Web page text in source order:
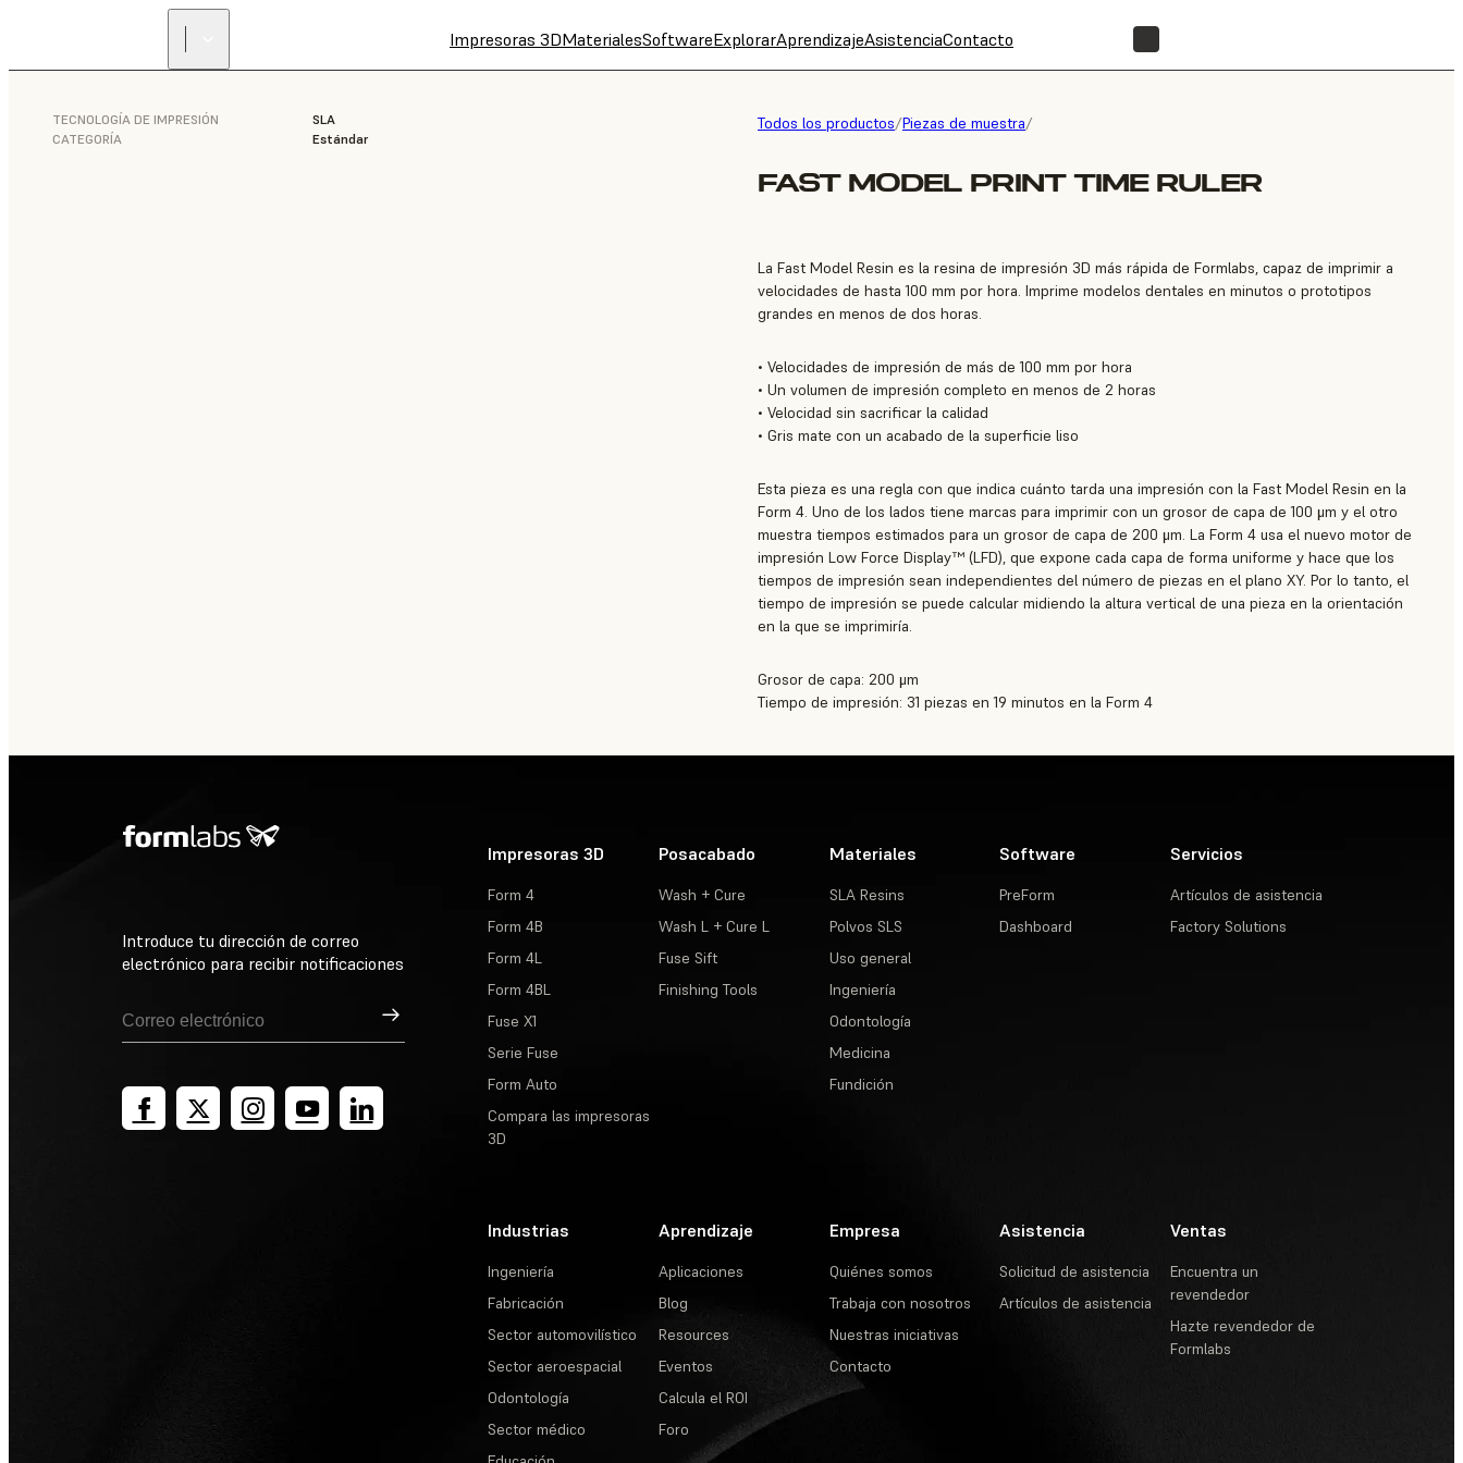
Impresoras 3DMaterialesSoftwareExplorarAprendizajeAsistenciaContacto
Todos los productos/Piezas de muestra/
FAST MODEL PRINT TIME RULER
TECNOLOGÍA DE IMPRESIÓN
SLA
CATEGORÍA
Estándar
La Fast Model Resin es la resina de impresión 3D más rápida de Formlabs, capaz de imprimir a
velocidades de hasta 100 mm por hora. Imprime modelos dentales en minutos o prototipos
grandes en menos de dos horas.
• Velocidades de impresión de más de 100 mm por hora
• Un volumen de impresión completo en menos de 2 horas
• Velocidad sin sacrificar la calidad
• Gris mate con un acabado de la superficie liso
Esta pieza es una regla con que indica cuánto tarda una impresión con la Fast Model Resin en la
Form 4. Uno de los lados tiene marcas para imprimir con un grosor de capa de 100 μm y el otro
muestra tiempos estimados para un grosor de capa de 200 μm. La Form 4 usa el nuevo motor de
impresión Low Force Display™ (LFD), que expone cada capa de forma uniforme y hace que los
tiempos de impresión sean independientes del número de piezas en el plano XY. Por lo tanto, el
tiempo de impresión se puede calcular midiendo la altura vertical de una pieza en la orientación
en la que se imprimiría.
Grosor de capa: 200 μm
Tiempo de impresión: 31 piezas en 19 minutos en la Form 4
Introduce tu dirección de correo
electrónico para recibir notificaciones
Suscribirse
Impresoras 3D
Form 4
Form 4B
Form 4L
Form 4BL
Fuse X1
Serie Fuse
Form Auto
Compara las impresoras
3D
Posacabado
Wash + Cure
Wash L + Cure L
Fuse Sift
Finishing Tools
Materiales
SLA Resins
Polvos SLS
Uso general
Ingeniería
Odontología
Medicina
Fundición
Software
PreForm
Dashboard
Servicios
Artículos de asistencia
Factory Solutions
Industrias
Ingeniería
Fabricación
Sector automovilístico
Sector aeroespacial
Odontología
Sector médico
Aprendizaje
Aplicaciones
Blog
Resources
Eventos
Calcula el ROI
Foro
Empresa
Quiénes somos
Trabaja con nosotros
Nuestras iniciativas
Contacto
Asistencia
Solicitud de asistencia
Artículos de asistencia
Ventas
Encuentra un
revendedor
Hazte revendedor de
Formlabs